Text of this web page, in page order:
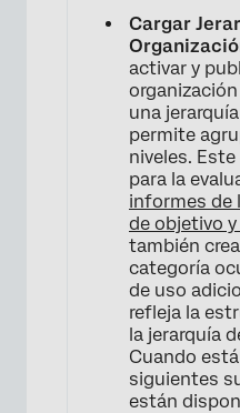
Cargar
activar y
una
permite
niveles.
para la
informes de
de objetivo y
también
categoría
de uso
refleja la
la jerarquía
Cuando
siguientes
están